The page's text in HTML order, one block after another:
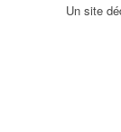
Un site